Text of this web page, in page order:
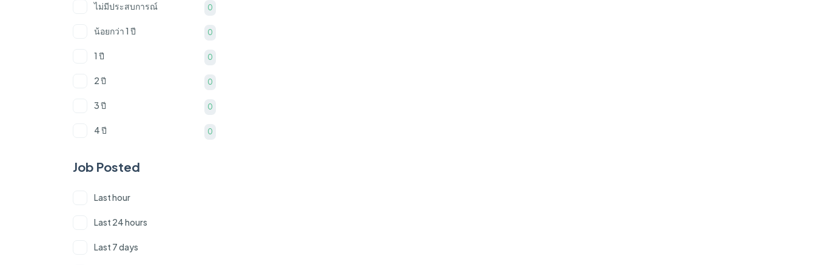
เจ้าหน้าที่ฝ่ายบุคคล 0
พนักงานทำความสะอาด 0
วิสัญญีแพทย์ 0
ช่างภาพ/วีดีโอ/ตัดต่อคลิป 0
นักกายภาพบำบัด 0
ไม่มีประสบการณ์ 0
น้อยกว่า 1 ปี 0
1 ปี 0
2 ปี 0
3 ปี 0
4 ปี 0
7 ปี
8 ปี
9 ปี
Job Posted
Last hour
Last 24 hours
Last 7 days